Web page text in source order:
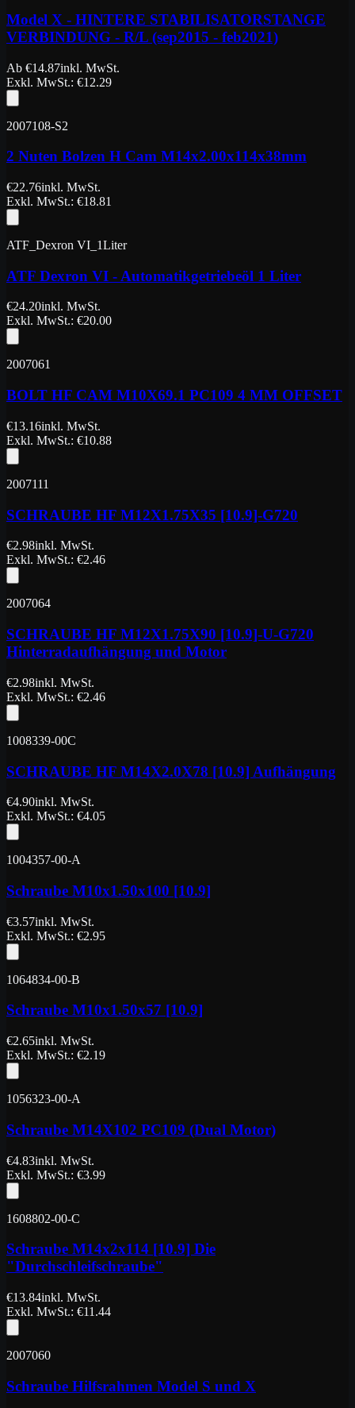
Model X - HINTERE STABILISATORSTANGE
VERBINDUNG - R/L (sep2015 - feb2021)
Ab €14.87inkl. MwSt.
Exkl. MwSt.: €12.29
2007108-S2
2 Nuten Bolzen H Cam M14x2.00x114x38mm
€22.76inkl. MwSt.
Exkl. MwSt.: €18.81
ATF_Dexron VI_1Liter
ATF Dexron VI - Automatikgetriebeöl 1 Liter
€24.20inkl. MwSt.
Exkl. MwSt.: €20.00
2007061
BOLT HF CAM M10X69.1 PC109 4 MM OFFSET
€13.16inkl. MwSt.
Exkl. MwSt.: €10.88
2007111
SCHRAUBE HF M12X1.75X35 [10.9]-G720
€2.98inkl. MwSt.
Exkl. MwSt.: €2.46
2007064
SCHRAUBE HF M12X1.75X90 [10.9]-U-G720
Hinterradaufhängung und Motor
€2.98inkl. MwSt.
Exkl. MwSt.: €2.46
1008339-00C
SCHRAUBE HF M14X2.0X78 [10.9] Aufhängung
€4.90inkl. MwSt.
Exkl. MwSt.: €4.05
1004357-00-A
Schraube M10x1.50x100 [10.9]
€3.57inkl. MwSt.
Exkl. MwSt.: €2.95
1064834-00-B
Schraube M10x1.50x57 [10.9]
€2.65inkl. MwSt.
Exkl. MwSt.: €2.19
1056323-00-A
Schraube M14X102 PC109 (Dual Motor)
€4.83inkl. MwSt.
Exkl. MwSt.: €3.99
1608802-00-C
Schraube M14x2x114 [10.9] Die
"Durchschleifschraube"
€13.84inkl. MwSt.
Exkl. MwSt.: €11.44
2007060
Schraube Hilfsrahmen Model S und X